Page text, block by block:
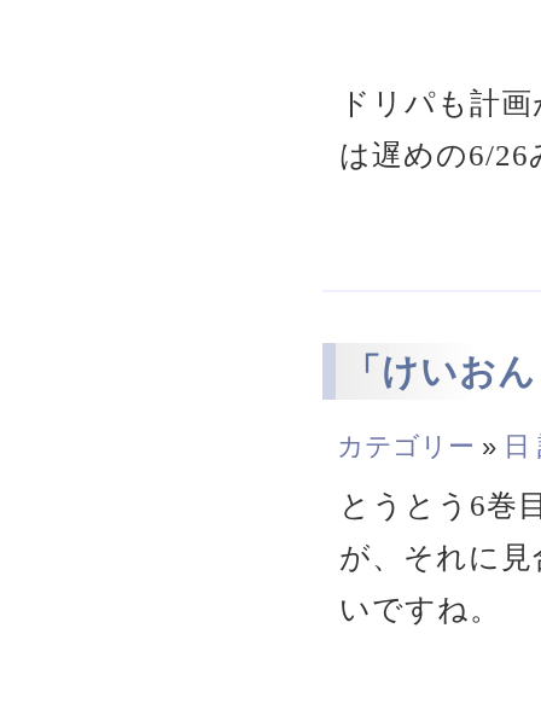
ドリパも計
は遅めの6/
「けいお
カテゴリー » 日
とうとう6巻
が、それに
いですね。